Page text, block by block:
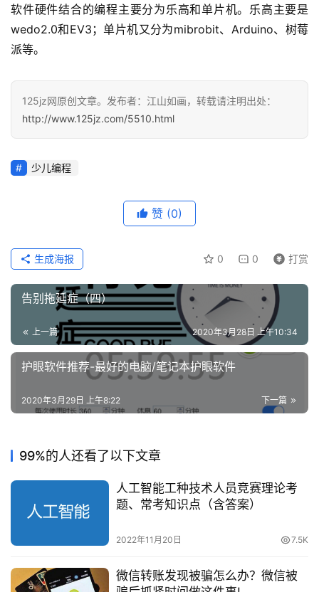
软件硬件结合的编程主要分为乐高和单片机。乐高主要是
wedo2.0和EV3；单片机又分为mibrobit、Arduino、树莓
派等。
125jz网原创文章。发布者：江山如画，转载请注明出处：
http://www.125jz.com/5510.html
少儿编程
赞 (0)
0 0 打赏
生成海报
告别拖延症（四）
上一篇 2020年3月28日 上午10:34
护眼软件推荐-最好的电脑/笔记本护眼软件
下一篇
2020年3月29日 上午8:22
99%的人还看了以下文章
人工智能工种技术人员竞赛理论考
题、常考知识点（含答案）
2022年11月20日 7.5K
微信转账发现被骗怎么办？微信被